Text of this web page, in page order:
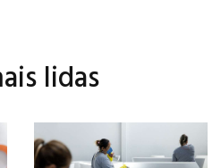
lidas